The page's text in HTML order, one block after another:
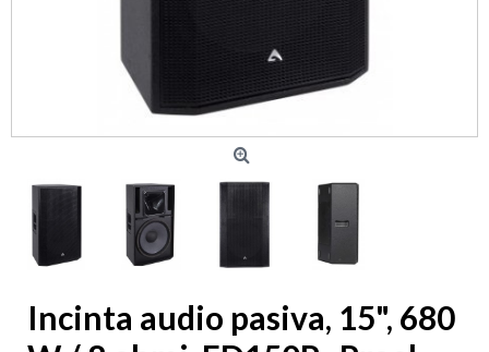
Incinta audio pasiva, 15", 680